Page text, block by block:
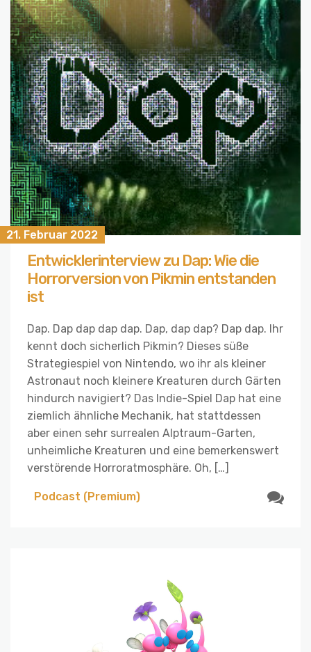
21. Februar 2022
Entwicklerinterview zu Dap: Wie die
Horrorversion von Pikmin entstanden
ist
Dap. Dap dap dap dap. Dap, dap dap? Dap dap. Ihr
kennt doch sicherlich Pikmin? Dieses süße
Strategiespiel von Nintendo, wo ihr als kleiner
Astronaut noch kleinere Kreaturen durch Gärten
hindurch navigiert? Das Indie-Spiel Dap hat eine
ziemlich ähnliche Mechanik, hat stattdessen
aber einen sehr surrealen Alptraum-Garten,
unheimliche Kreaturen und eine bemerkenswert
verstörende Horroratmosphäre. Oh, […]
Podcast (Premium)